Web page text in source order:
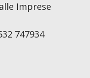
Imprese
747934